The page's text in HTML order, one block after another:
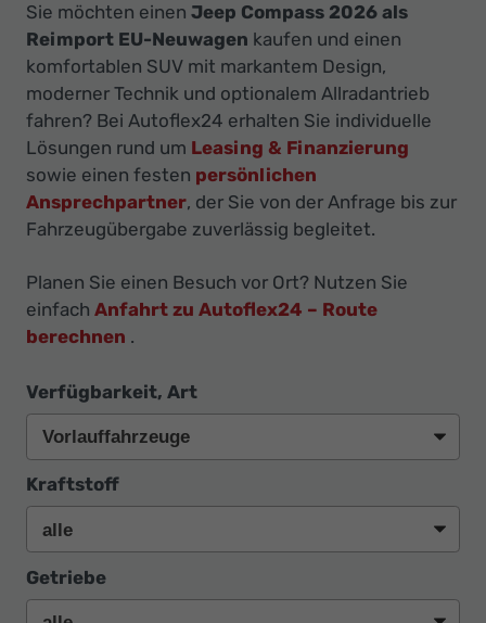
Gebrauchtwagen
zu
Top-
Preisen
-
Ihr
Innovatives
Autohaus
Sie möchten einen Jeep Compass 2026 als
Reimport EU-Neuwagen kaufen und einen
komfortablen SUV mit markantem Design,
moderner Technik und optionalem Allradantrieb
fahren? Bei Autoflex24 erhalten Sie individuelle
Lösungen rund um Leasing & Finanzierung
sowie einen festen persönlichen
Ansprechpartner, der Sie von der Anfrage bis zur
Fahrzeugübergabe zuverlässig begleitet.
Planen Sie einen Besuch vor Ort? Nutzen Sie
einfach Anfahrt zu Autoflex24 – Route
berechnen .
Verfügbarkeit, Art
Kraftstoff
Getriebe